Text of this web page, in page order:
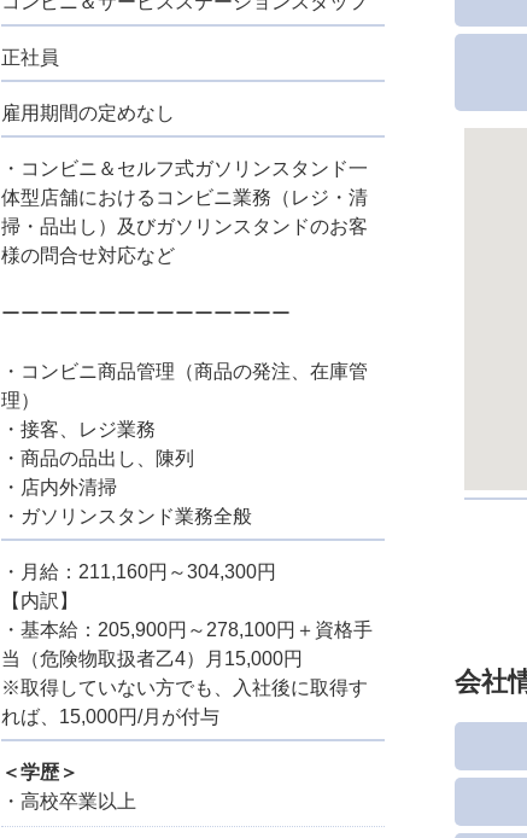
正社員
雇用期間の定めなし
・コンビニ＆セルフ式ガソリンスタンド一
体型店舗におけるコンビニ業務（レジ・清
掃・品出し）及びガソリンスタンドのお客
様の問合せ対応など
ーーーーーーーーーーーーーーー
・コンビニ商品管理（商品の発注、在庫管
理）
・接客、レジ業務
・商品の品出し、陳列
・店内外清掃
・ガソリンスタンド業務全般
・月給：211,160円～304,300円
【内訳】
・基本給：205,900円～278,100円＋資格手
当（危険物取扱者乙4）月15,000円
※取得していない方でも、入社後に取得す
れば、15,000円/月が付与
＜学歴＞
・高校卒業以上
会社